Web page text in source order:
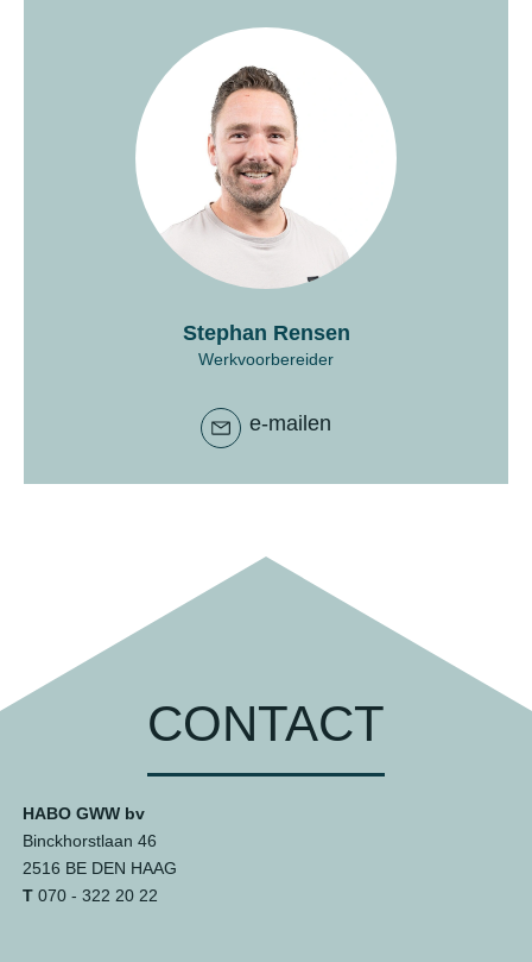
Stephan Rensen
Werkvoorbereider
e-mailen
CONTACT
HABO GWW bv
Binckhorstlaan 46
2516 BE DEN HAAG
T070 - 322 20 22